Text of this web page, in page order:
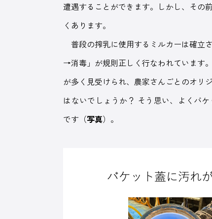
遭遇することができます。しかし、その
くあります。
普段の搾乳に使用するミルカーは確立
→消毒」が規則正しく行なわれています
が多く見受けられ、農家さんごとのオリ
はないでしょうか？ そう思い、よくバ
です（写真）。